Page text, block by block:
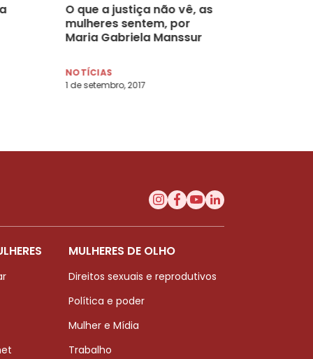
O que a justiça não vê, as
mulheres sentem, por
Maria Gabriela Manssur
NOTÍCIAS
1 de setembro, 2017
MULHERES DE OLHO
Direitos sexuais e reprodutivos
Política e poder
Mulher e Mídia
Trabalho